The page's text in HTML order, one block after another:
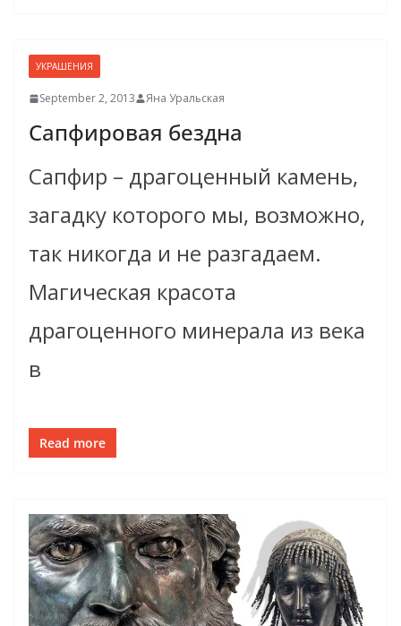
УКРАШЕНИЯ
September 2, 2013 Яна Уральская
Сапфировая бездна
Сапфир – драгоценный камень,
загадку которого мы, возможно,
так никогда и не разгадаем.
Магическая красота
драгоценного минерала из века
в
Read more